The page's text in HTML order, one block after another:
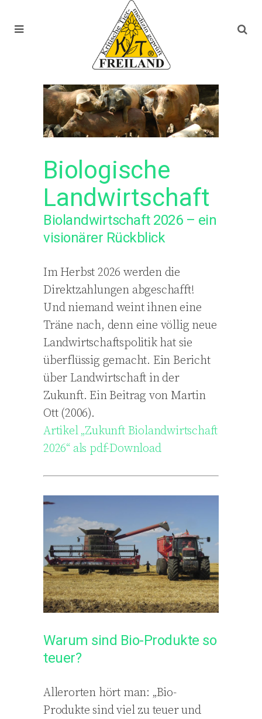
Biologische
Landwirtschaft
Biolandwirtschaft 2026 – ein
visionärer Rückblick
Im Herbst 2026 werden die
Direktzahlungen abgeschafft!
Und niemand weint ihnen eine
Träne nach, denn eine völlig neue
Landwirtschaftspolitik hat sie
überflüssig gemacht. Ein Bericht
über Landwirtschaft in der
Zukunft. Ein Beitrag von Martin
Ott (2006).
Artikel „Zukunft Biolandwirtschaft
2026“ als pdf-Download
Warum sind Bio-Produkte so
teuer?
Allerorten hört man: „Bio-
Produkte sind viel zu teuer und